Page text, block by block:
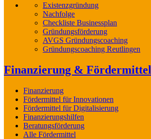
Existenzgründung
Nachfolge
Checkliste Businessplan
Gründungsförderung
AVGS Gründungscoaching
Gründungscoaching Reutlingen
Finanzierung & Fördermittel
Finanzierung
Fördermittel für Innovationen
Fördermittel für Digitalisierung
Finanzierungshilfen
Beratungsförderung
Alle Fördermittel